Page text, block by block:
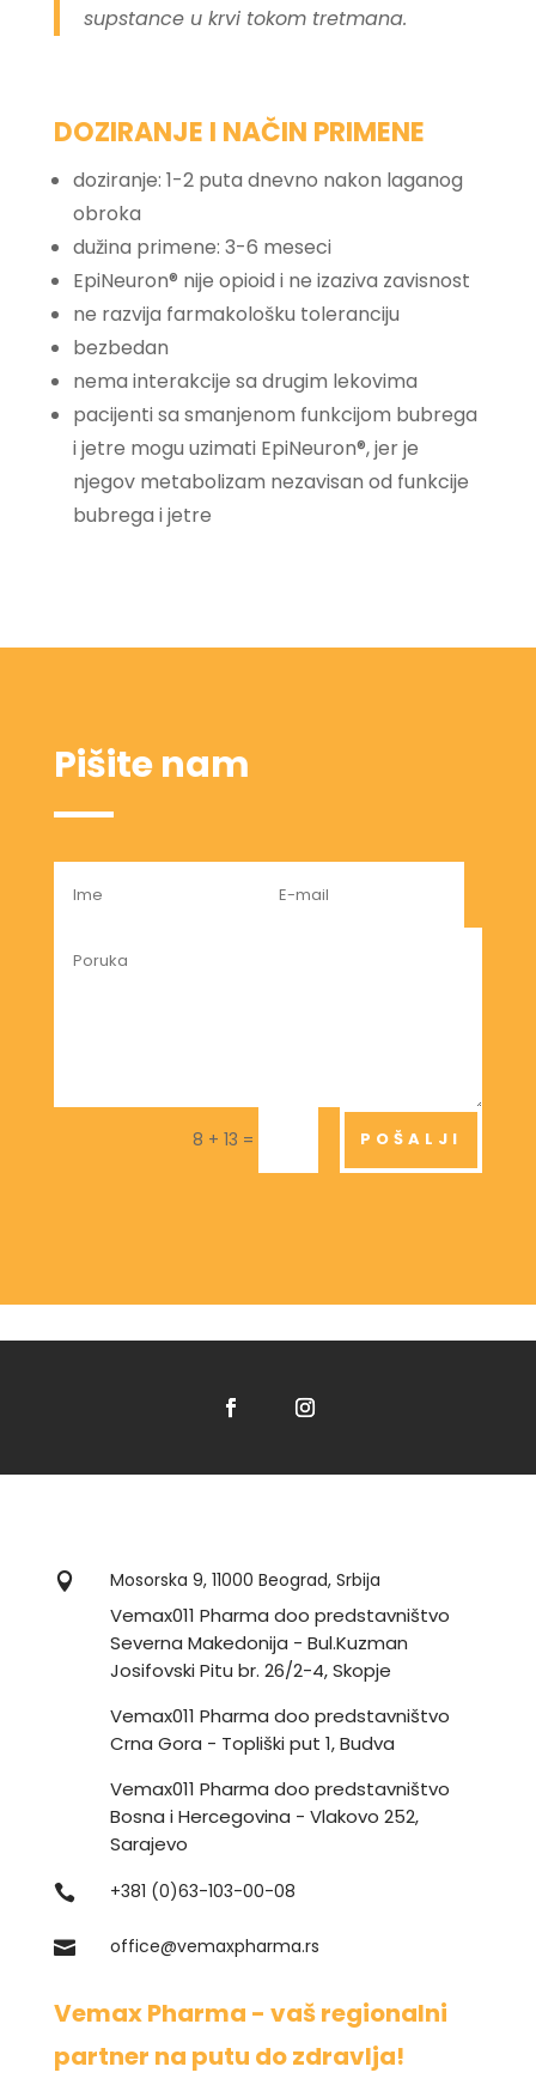
supstance u krvi tokom tretmana.
DOZIRANJE I NAČIN PRIMENE
doziranje: 1-2 puta dnevno nakon laganog
obroka
dužina primene: 3-6 meseci
EpiNeuron® nije opioid i ne izaziva zavisnost
ne razvija farmakološku toleranciju
bezbedan
nema interakcije sa drugim lekovima
pacijenti sa smanjenom funkcijom bubrega
i jetre mogu uzimati EpiNeuron®, jer je
njegov metabolizam nezavisan od funkcije
bubrega i jetre
Pišite nam
8 + 13 = POŠALJI
 Mosorska 9, 11000 Beograd, Srbija
Vemax011 Pharma doo predstavništvo
Severna Makedonija - Bul.Kuzman
Josifovski Pitu br. 26/2-4, Skopje
Vemax011 Pharma doo predstavništvo
Crna Gora - Topliški put 1, Budva
Vemax011 Pharma doo predstavništvo
Bosna i Hercegovina - Vlakovo 252,
Sarajevo
 +381 (0)63-103-00-08
 office@vemaxpharma.rs
Vemax Pharma - vaš regionalni
partner na putu do zdravlja!